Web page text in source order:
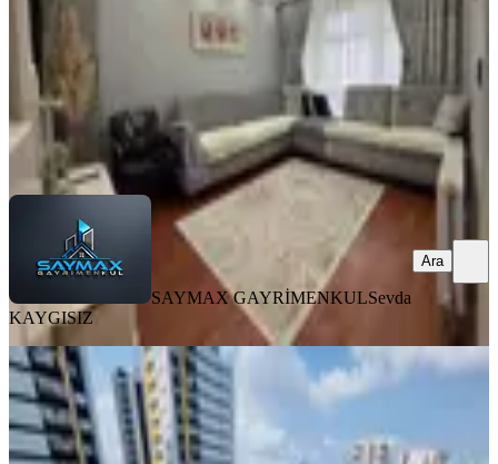
3.450.000 ₺
SAYMAX GAYRİMENKULSevda KAYGISIZ
SAYMAX GAYRİMENKULSevda
KAYGISIZ
Ara
YENİ
İz'den G.paşada Site İçi 3+1 Sosyal
Donatılı Fırsat Fiyat Kaçmaz
Seyhan, Gürselpaşa Mahallesi